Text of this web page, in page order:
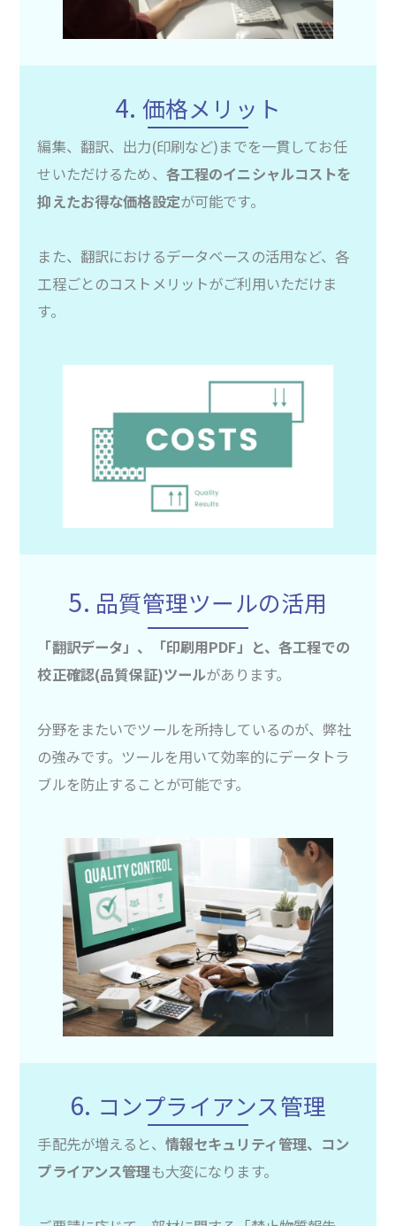
4. 価格メリット
編集、翻訳、出力(印刷など)までを一貫してお任
せいただけるため、 各工程のイニシャルコストを
抑えたお得な価格設定が可能です。
また、翻訳におけるデータベースの活用など、各
工程ごとのコストメリットがご利用いただけま
す。
5. 品質管理ツールの活用
「翻訳データ」、「印刷用PDF」と、各工程での
校正確認(品質保証)ツールがあります。
分野をまたいでツールを所持しているのが、弊社
の強みです。ツールを用いて効率的にデータトラ
ブルを防止することが可能です。
6. コンプライアンス管理
手配先が増えると、 情報セキュリティ管理、コン
プライアンス管理も大変になります。